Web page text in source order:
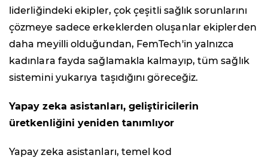
liderliğindeki ekipler, çok çeşitli sağlık sorunlarını
çözmeye sadece erkeklerden oluşanlar ekiplerden
daha meyilli olduğundan, FemTech'in yalnızca
kadınlara fayda sağlamakla kalmayıp, tüm sağlık
sistemini yukarıya taşıdığını göreceğiz.
Yapay zeka asistanları, geliştiricilerin
üretkenliğini yeniden tanımlıyor
Yapay zeka asistanları, temel kod